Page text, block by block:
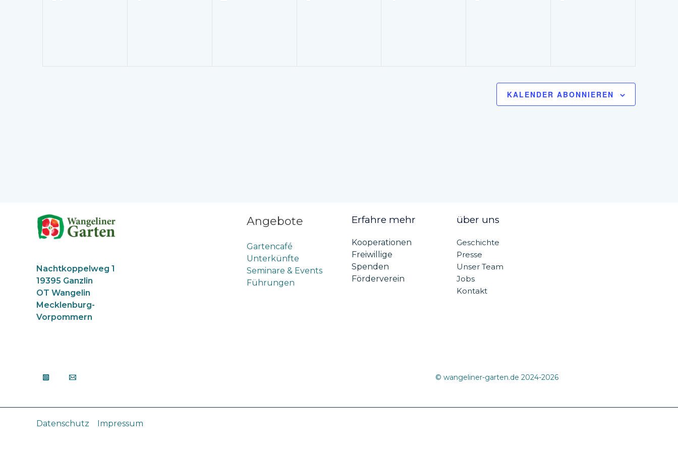
KALENDER ABONNIEREN
Nachtkoppelweg 1
19395 Ganzlin
OT Wangelin
Mecklenburg-
Vorpommern
Angebote
Gartencafé
Unterkünfte
Seminare & Events
Führungen
Erfahre mehr
Kooperationen
Freiwillige
Spenden
Förderverein
über uns
Geschichte
Presse
Unser Team
Jobs
Kontakt
© wangeliner-garten.de 2024-2026
Datenschutz Impressum